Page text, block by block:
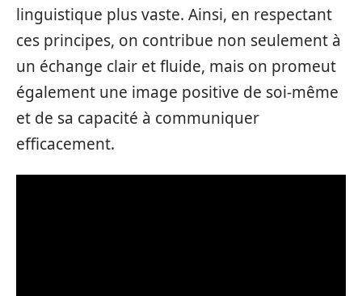
linguistique plus vaste. Ainsi, en respectant
ces principes, on contribue non seulement à
un échange clair et fluide, mais on promeut
également une image positive de soi-même
et de sa capacité à communiquer
efficacement.